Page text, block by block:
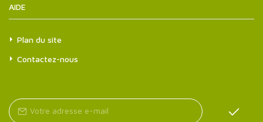
AIDE
Plan du site
Contactez-nous